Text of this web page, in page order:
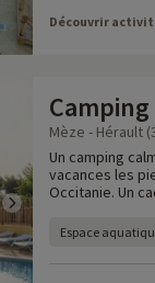
Découvrir
Mèze - Hérault
Un camping
vacances les
Occitanie. Un
Espace